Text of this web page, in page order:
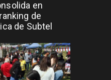
en
de
de Subtel